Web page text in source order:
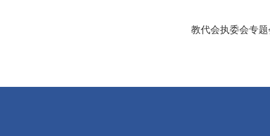
教代会执委会专